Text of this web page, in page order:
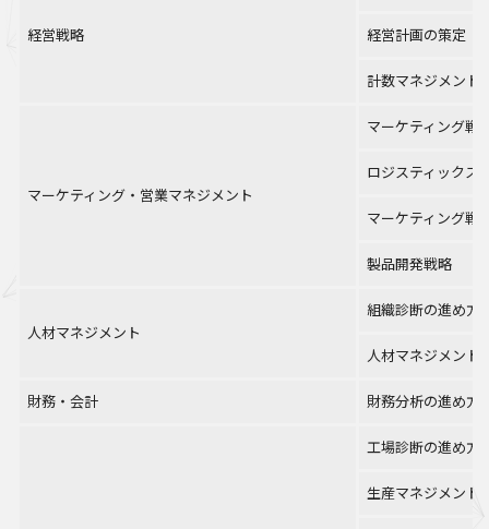
経営戦略 経営計画の策定
計数マネジメント
マーケティング・営業マネジメント
マーケティング戦
ロジスティックス
マーケティング戦
製品開発戦略
人材マネジメント
組織診断の進め方
人材マネジメント
財務・会計 財務分析の進め方
工場診断の進め方
生産マネジメント